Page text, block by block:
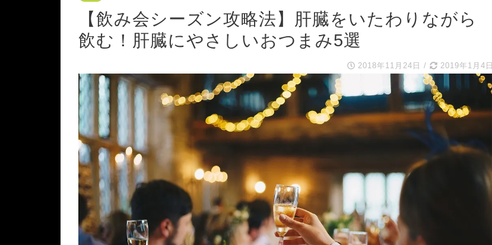
【飲み会シーズン攻略法】肝臓をいたわりながら
飲む！肝臓にやさしいおつまみ5選
2018年11月24日 / 2019年1月4日